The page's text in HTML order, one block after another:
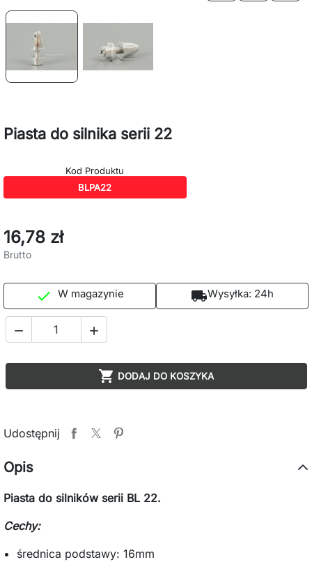
Piasta do silnika serii 22
Kod Produktu
BLPA22
16,78 zł
Brutto
 W magazynie local_shippingWysyłka: 24h
 
 DODAJ DO KOSZYKA
Udostępnij
Opis
Piasta do silników serii BL 22.
Cechy:
średnica podstawy: 16mm